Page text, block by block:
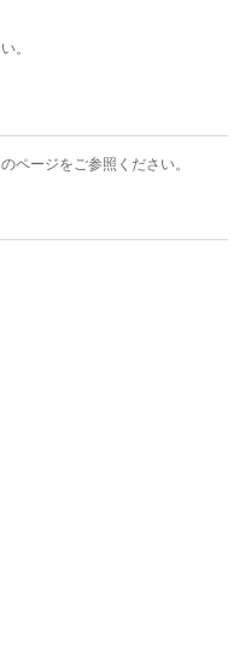
。
のページをご参照ください。